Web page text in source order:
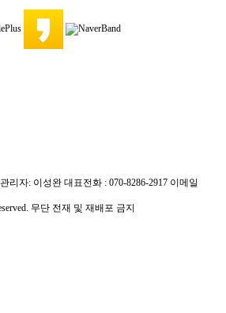
리자: 이성완 대표전화 : 070-8286-2917 이메일
무단 전재 및 재배포 금지